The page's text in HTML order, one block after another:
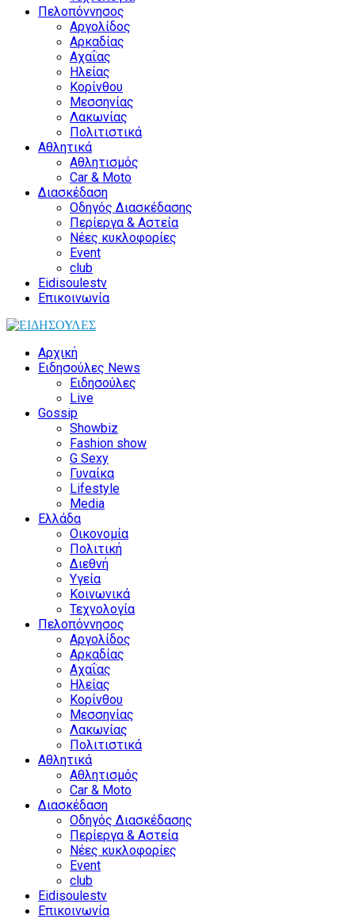
Πελοπόννησος
Αργολίδος
Αρκαδίας
Αχαΐας
Ηλείας
Κορίνθου
Μεσσηνίας
Λακωνίας
Πολιτιστικά
Αθλητικά
Αθλητισμός
Car & Moto
Διασκέδαση
Οδηγός Διασκέδασης
Περίεργα & Αστεία
Νέες κυκλοφορίες
Event
club
Eidisoulestv
Επικοινωνία
Αρχική
Ειδησούλες News
Ειδησούλες
Live
Gossip
Showbiz
Fashion show
G Sexy
Γυναίκα
Lifestyle
Media
Ελλάδα
Οικονομία
Πολιτική
Διεθνή
Υγεία
Κοινωνικά
Τεχνολογία
Πελοπόννησος
Αργολίδος
Αρκαδίας
Αχαΐας
Ηλείας
Κορίνθου
Μεσσηνίας
Λακωνίας
Πολιτιστικά
Αθλητικά
Αθλητισμός
Car & Moto
Διασκέδαση
Οδηγός Διασκέδασης
Περίεργα & Αστεία
Νέες κυκλοφορίες
Event
club
Eidisoulestv
Επικοινωνία